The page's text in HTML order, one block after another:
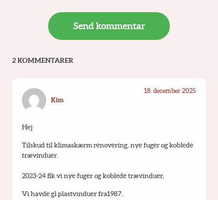
2 KOMMENTARER
Kim
18. december 2025
Hej
Tilskud til klimaskærm renovering, nye fuger og koblede
trævinduer.
2023-24 fik vi nye fuger og koblede trævinduer,
Vi havde gl plastvinduer fra1987.